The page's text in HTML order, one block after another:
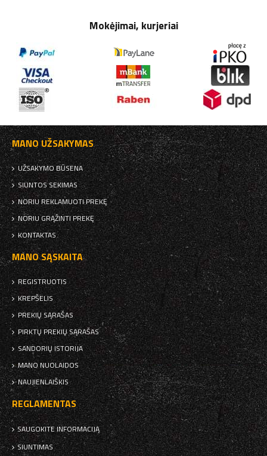
Mokėjimai, kurjeriai
MANO UŽSAKYMAS
UŽSAKYMO BŪSENA
SIUNTOS SEKIMAS
NORIU REKLAMUOTI PREKĘ
NORIU GRĄŽINTI PREKĘ
KONTAKTAS
MANO SĄSKAITA
REGISTRUOTIS
KREPŠELIS
PREKIŲ SĄRAŠAS
PIRKTŲ PREKIŲ SĄRAŠAS
SANDORIŲ ISTORIJA
MANO NUOLAIDOS
NAUJIENLAIŠKIS
REGLAMENTAS
SAUGOKITE INFORMACIJĄ
SIUNTIMAS